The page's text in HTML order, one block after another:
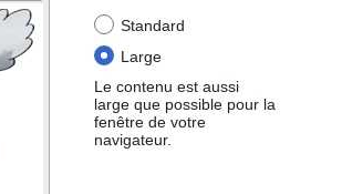
Standard
Large
Le contenu est aussi
large que possible pour la
fenêtre de votre
navigateur.